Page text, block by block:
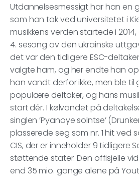
Utdannelsesmessigt har han en
som han tok ved universitetet i
musikkens verden startede i
4. sesong av den ukrainske
det var den tidligere ESC-
valgte ham, og her endte han
han vandt derfor ikke, men ble
populære deltaker, og hans
start dér. I kølvandet på
singlen ’Pyanoye solntse’
plasserede seg som nr. 1 hit ved
CIS, der er inneholder 9 tidligere
støttende stater. Den offisjelle
end 35 mio. gange alene på